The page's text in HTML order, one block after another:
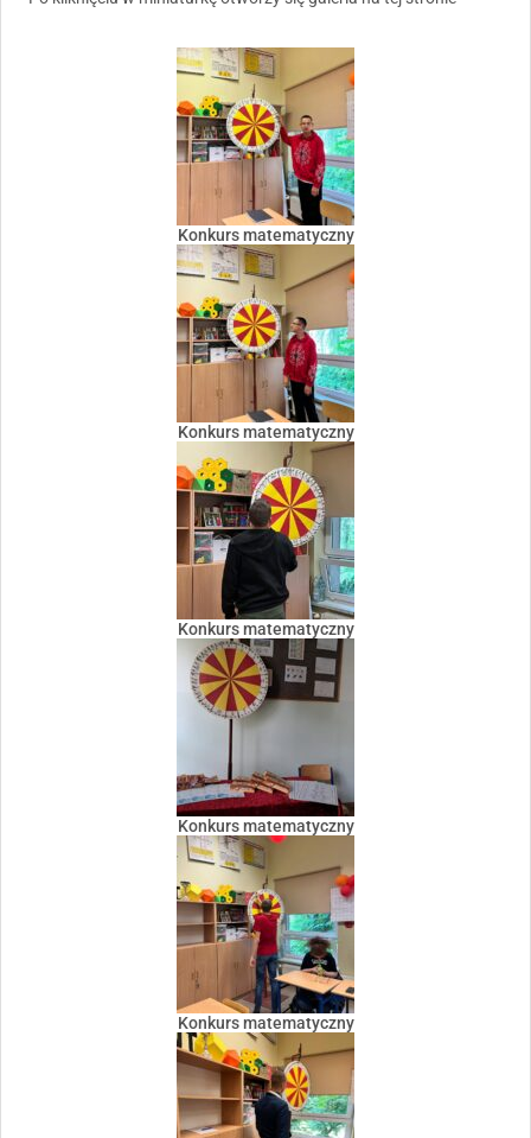
Konkurs matematyczny
Konkurs matematyczny
Konkurs matematyczny
Konkurs matematyczny
Konkurs matematyczny